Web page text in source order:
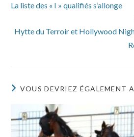
articles
La liste des « I » qualifiés s’allonge
Hytte du Terroir et Hollywood
VOUS DEVRIEZ ÉGALEMENT